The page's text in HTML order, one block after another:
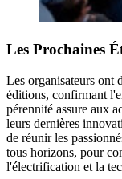
Les Prochaines
Les organisateurs ont
éditions, confirmant
pérennité assure aux
leurs dernières
de réunir les
tous horizons, pour
l'électrification et la